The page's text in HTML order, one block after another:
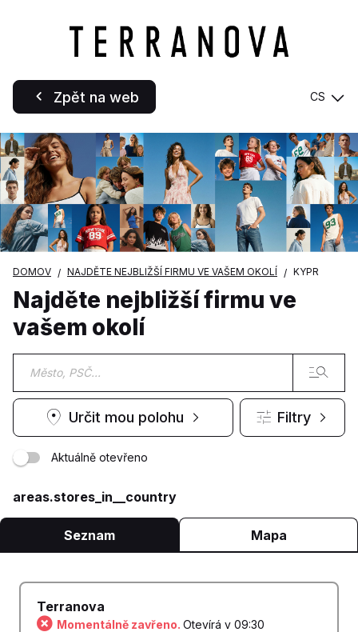
Zpět na web CS
DOMOV NAJDĚTE NEJBLIŽŠÍ FIRMU VE VAŠEM OKOLÍ KYPR
Najděte nejbližší firmu ve
vašem okolí
Určit mou polohu Filtry
Aktuálně otevřeno
areas.stores_in__country
Seznam Mapa
Terranova
Momentálně zavřeno. Otevírá v 09:30